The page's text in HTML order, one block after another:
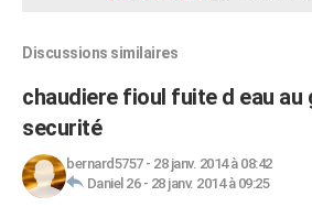
Discussions similaires
chaudiere fioul fuite d eau au
securité
bernard5757- 28 janv. 2014 à 08:42
Daniel 26- 28 janv. 2014 à 09:25